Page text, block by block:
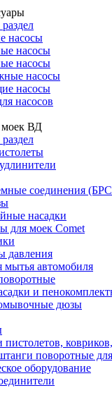
насосы
насосы
насосы
насосы
насосы
насосов
моек ВД
соединения
насадки
для моек Comet
давления
автомобиля
и
дюзы
пистолетов,
поворотные
оборудование